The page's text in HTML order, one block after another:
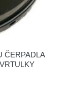
ČERPADLA